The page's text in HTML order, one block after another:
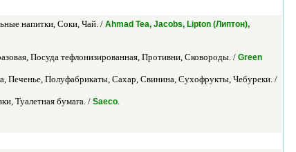
напитки, Соки, Чай. / Ahmad Tea, Jacobs, Lipton (Липтон),
Посуда тефлонизированная, Противни, Сковороды. / Green
Печенье, Полуфабрикаты, Сахар, Свинина, Сухофрукты, Чебуреки. /
Туалетная бумага. / Saeco.